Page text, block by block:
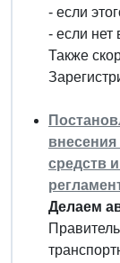
- если
- если нет
Также
средств
Делаем